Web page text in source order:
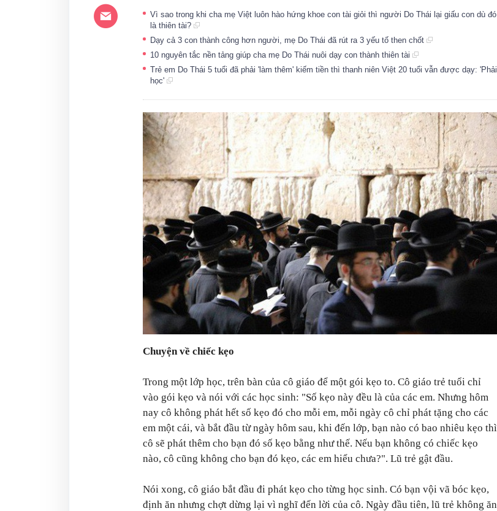
Vì sao trong khi cha mẹ Việt luôn hào hứng khoe con tài giỏi thì người Do Thái lại giấu con dù đó
là thiên tài?
Dạy cả 3 con thành công hơn người, mẹ Do Thái đã rút ra 3 yếu tố then chốt
10 nguyên tắc nền tảng giúp cha mẹ Do Thái nuôi dạy con thành thiên tài
Trẻ em Do Thái 5 tuổi đã phải 'làm thêm' kiếm tiền thì thanh niên Việt 20 tuổi vẫn được dạy: 'Phải
học'
Chuyện về chiếc kẹo
Trong một lớp học, trên bàn của cô giáo để một gói kẹo to. Cô giáo trẻ tuổi chỉ
vào gói kẹo và nói với các học sinh: "Số kẹo này đều là của các em. Nhưng hôm
nay cô không phát hết số kẹo đó cho mỗi em, mỗi ngày cô chỉ phát tặng cho các
em một cái, và bắt đầu từ ngày hôm sau, khi đến lớp, bạn nào có bao nhiêu kẹo thì
cô sẽ phát thêm cho bạn đó số kẹo bằng như thế. Nếu bạn không có chiếc kẹo
nào, cô cũng không cho bạn đó kẹo, các em hiểu chưa?". Lũ trẻ gật đầu.
Nói xong, cô giáo bắt đầu đi phát kẹo cho từng học sinh. Có bạn vội vã bóc kẹo,
định ăn nhưng chợt dừng lại vì nghĩ đến lời của cô. Ngày đầu tiên, lũ trẻ không ăn